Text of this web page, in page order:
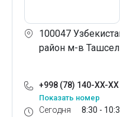
100047
район м-в
+998 (78) 140-XX-XX
Показать номер
Сегодня
8:30 -